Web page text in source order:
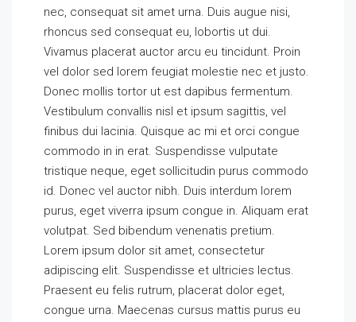
nec, consequat sit amet urna. Duis augue nisi,
rhoncus sed consequat eu, lobortis ut dui.
Vivamus placerat auctor arcu eu tincidunt. Proin
vel dolor sed lorem feugiat molestie nec et justo.
Donec mollis tortor ut est dapibus fermentum.
Vestibulum convallis nisl et ipsum sagittis, vel
finibus dui lacinia. Quisque ac mi et orci congue
commodo in in erat. Suspendisse vulputate
tristique neque, eget sollicitudin purus commodo
id. Donec vel auctor nibh. Duis interdum lorem
purus, eget viverra ipsum congue in. Aliquam erat
volutpat. Sed bibendum venenatis pretium.
Lorem ipsum dolor sit amet, consectetur
adipiscing elit. Suspendisse et ultricies lectus.
Praesent eu felis rutrum, placerat dolor eget,
congue urna. Maecenas cursus mattis purus eu